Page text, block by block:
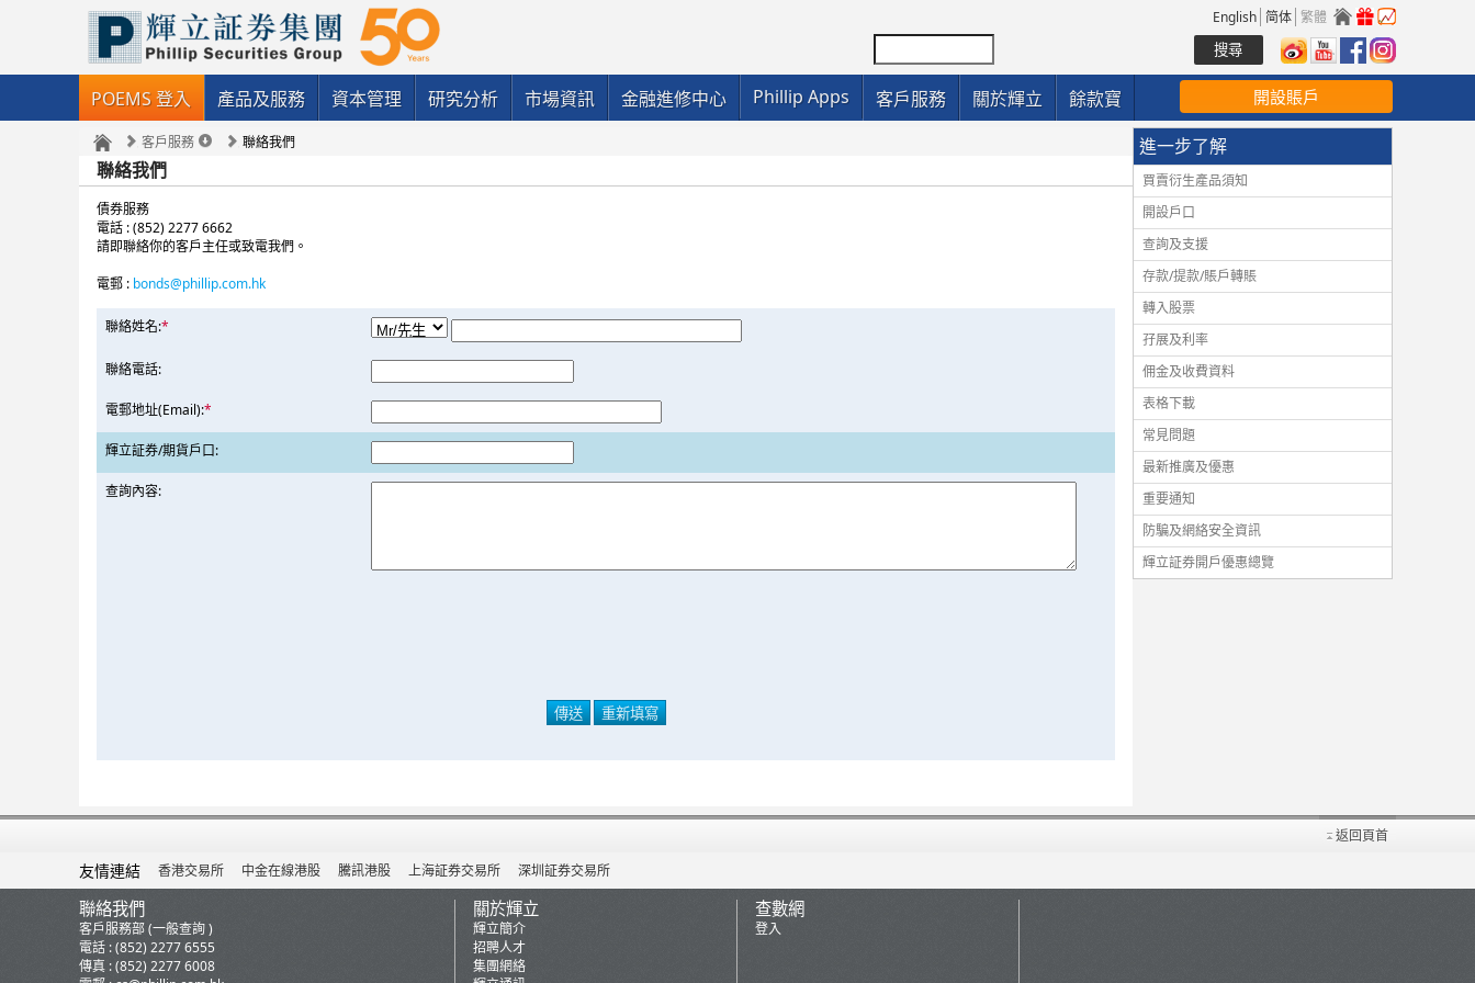
English 简体 繁體
POEMS 登入 產品及服務 資本管理 研究分析 市場資訊 金融進修中心 Phillip Apps 客戶服務 關於輝立 餘款寶 開設賬戶
客戶服務 聯絡我們
聯絡我們
債券服務
電話 : (852) 2277 6662
請即聯絡你的客戶主任或致電我們。
電郵 : bonds@phillip.com.hk
聯絡姓名:*
聯絡電話:
電郵地址(Email):*
輝立証券/期貨戶口:
查詢內容:
進一步了解
買賣衍生產品須知
開設戶口
查詢及支援
存款/提款/賬戶轉賬
轉入股票
孖展及利率
佣金及收費資料
表格下載
常見問題
最新推廣及優惠
重要通知
防騙及網絡安全資訊
輝立証券開戶優惠總覽
返回頁首
友情連結 香港交易所 中金在線港股 騰訊港股 上海証券交易所 深圳証券交易所
聯絡我們
客戶服務部 (一般查詢 )
電話 : (852) 2277 6555
傳真 : (852) 2277 6008
關於輝立
輝立簡介
招聘人才
集團網絡
查數網
登入